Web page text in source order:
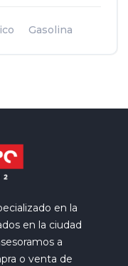
Gasolina
en la
en la ciudad
a
o venta de